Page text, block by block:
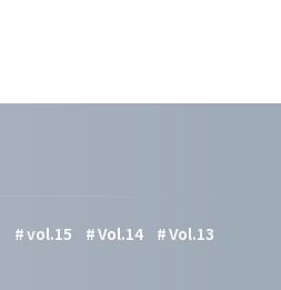
vol.15 Vol.14 Vol.13